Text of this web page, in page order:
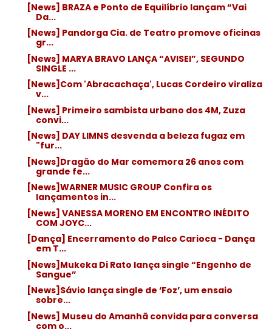
[News] BRAZA e Ponto de Equilíbrio lançam “Vai
Da...
[News] Pandorga Cia. de Teatro promove oficinas
gr...
[News] MARYA BRAVO LANÇA “AVISEI”, SEGUNDO
SINGLE ...
[News]Com 'Abracachaça', Lucas Cordeiro viraliza
v...
[News] Primeiro sambista urbano dos 4M, Zuza
convi...
[News] DAY LIMNS desvenda a beleza fugaz em
"fur...
[News]Dragão do Mar comemora 26 anos com
grande fe...
[News]WARNER MUSIC GROUP Confira os
lançamentos in...
[News] VANESSA MORENO EM ENCONTRO INÉDITO
COM JOYC...
[Dança] Encerramento do Palco Carioca - Dança
em T...
[News]Mukeka Di Rato lança single “Engenho de
Sangue”
[News]Sávio lança single de ‘Foz’, um ensaio
sobre...
[News] Museu do Amanhã convida para conversa
com o...